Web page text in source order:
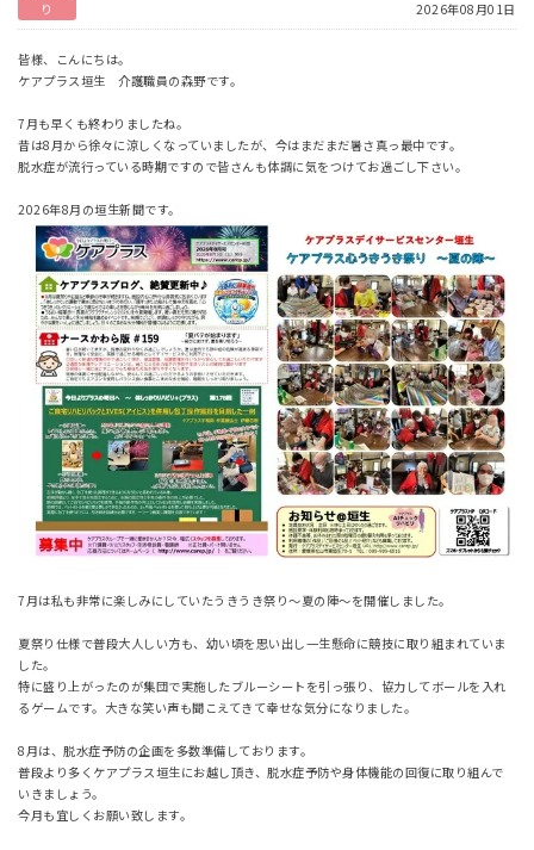
り
2026年08月01日
皆様、こんにちは。
ケアプラス垣生 介護職員の森野です。
7月も早くも終わりましたね。
昔は8月から徐々に涼しくなっていましたが、今はまだまだ暑さ真っ最中です。
脱水症が流行っている時期ですので皆さんも体調に気をつけてお過ごし下さい。
2026年8月の垣生新聞です。
7月は私も非常に楽しみにしていたうきうき祭り～夏の陣～を開催しました。
夏祭り仕様で普段大人しい方も、幼い頃を思い出し一生懸命に競技に取り組まれていま
した。
特に盛り上がったのが集団で実施したブルーシートを引っ張り、協力してボールを入れ
るゲームです。大きな笑い声も聞こえてきて幸せな気分になりました。
8月は、脱水症予防の企画を多数準備しております。
普段より多くケアプラス垣生にお越し頂き、脱水症予防や身体機能の回復に取り組んで
いきましょう。
今月も宜しくお願い致します。